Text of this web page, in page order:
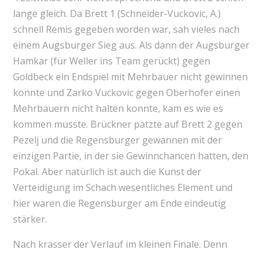
lange gleich. Da Brett 1 (Schneider-Vuckovic, A.)
schnell Remis gegeben worden war, sah vieles nach
einem Augsburger Sieg aus. Als dann der Augsburger
Hamkar (für Weller ins Team gerückt) gegen
Goldbeck ein Endspiel mit Mehrbauer nicht gewinnen
konnte und Zarko Vuckovic gegen Oberhofer einen
Mehrbauern nicht halten konnte, kam es wie es
kommen musste. Brückner patzte auf Brett 2 gegen
Pezelj und die Regensburger gewannen mit der
einzigen Partie, in der sie Gewinnchancen hatten, den
Pokal. Aber natürlich ist auch die Kunst der
Verteidigung im Schach wesentliches Element und
hier waren die Regensburger am Ende eindeutig
stärker.
Nach krasser der Verlauf im kleinen Finale. Denn